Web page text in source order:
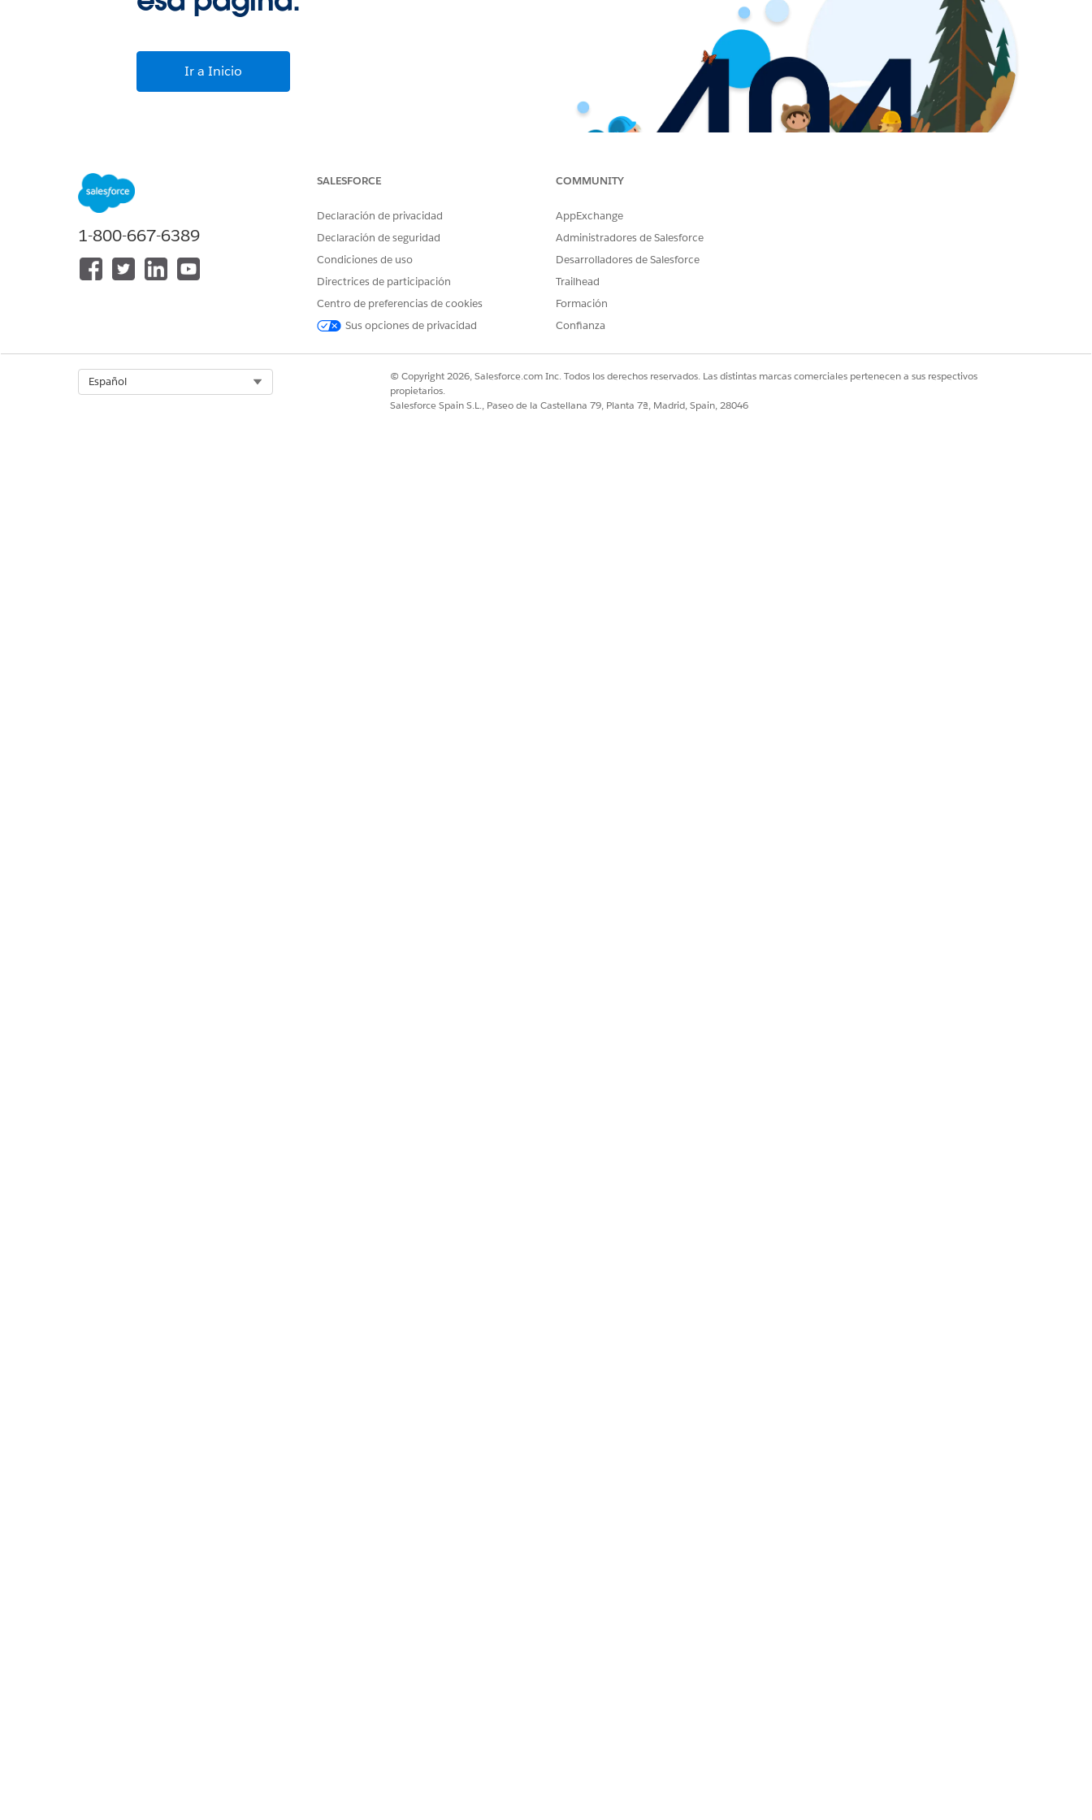
Ir a Inicio
1-800-667-6389
SALESFORCE
Declaración de privacidad
Declaración de seguridad
Condiciones de uso
Directrices de participación
Centro de preferencias de cookies
Sus opciones de privacidad
COMMUNITY
AppExchange
Administradores de Salesforce
Desarrolladores de Salesforce
Trailhead
Formación
Confianza
Español
© Copyright 2026, Salesforce.com Inc. Todos los derechos reservados. Las distintas marcas comerciales pertenecen a sus respectivos
propietarios.
Salesforce Spain S.L., Paseo de la Castellana 79, Planta 7ª, Madrid, Spain, 28046